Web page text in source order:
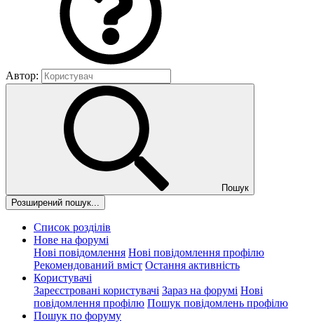
Автор:
Пошук
Розширений пошук...
Список розділів
Нове на форумі
Нові повідомлення Нові повідомлення профілю
Рекомендований вміст Остання активність
Користувачі
Зареєстровані користувачі Зараз на форумі Нові
повідомлення профілю Пошук повідомлень профілю
Пошук по форуму